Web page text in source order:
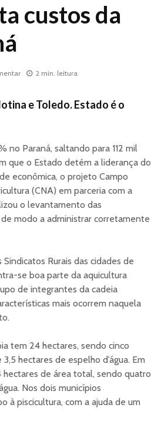
custos da
2 min. leitura
e Toledo. Estado é o
no Paraná, saltando para 112 mil
que o Estado detém a liderança do
econômica, o projeto Campo
(CNA) em parceria com a
o levantamento das
modo a administrar corretamente
Rurais das cidades de
se boa parte da aquicultura
de integrantes da cadeia
mais ocorrem naquela
tem 24 hectares, sendo cinco
hectares de espelho d’água. Em
de área total, sendo quatro
Nos dois municípios
à piscicultura, com a ajuda de um